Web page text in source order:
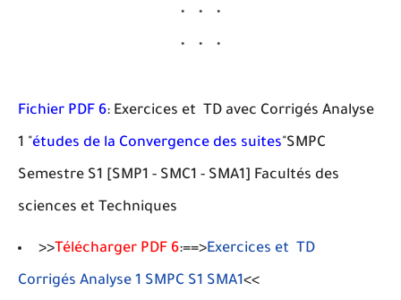
Fichier PDF 6: Exercices et TD avec Corrigés Analyse
1 "études de la Convergence des suites"SMPC
Semestre S1 [SMP1 - SMC1 - SMA1] Facultés des
sciences et Techniques
>>Télécharger PDF 6:==>Exercices et TD
Corrigés Analyse 1 SMPC S1 SMA1<<